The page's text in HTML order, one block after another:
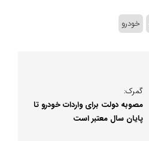
خودرو
گمرک:
مصوبه دولت برای واردات خودرو تا
پایان سال معتبر است